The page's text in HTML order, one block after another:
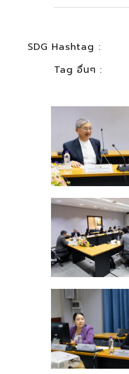
SDG Hashtag :
Tag อื่นๆ :